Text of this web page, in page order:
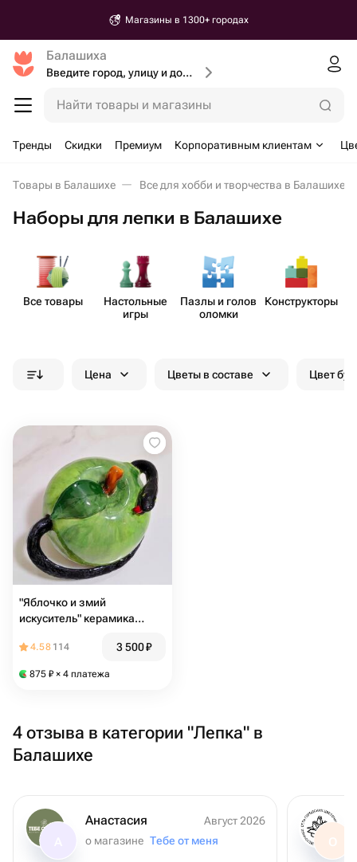
Магазины в 1300+ городах
Балашиха
Введите город, улицу и дом доставки
Найти товары и магазины
Тренды Скидки Премиум Корпоративным клиентам
Товары в Балашихе Все для хобби и творчества в Балашихе
Наборы для лепки в Балашихе
Все товары
Наст​ольные
игры
Пазлы и голов​
оломки
Констр​укторы
Цена Цветы в составе Цвет
"Яблочко и змий
искуситель" керамика
4.58 114 3 500₽
875 ₽ × 4 платежа
4 отзыва в категории "Лепка" в
Балашихе
Анастасия
Август 2026
о магазине Тебе от меня О